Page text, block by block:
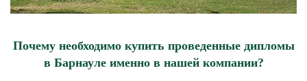
Почему необходимо купить проведенные дипломы
в Барнауле именно в нашей компании?